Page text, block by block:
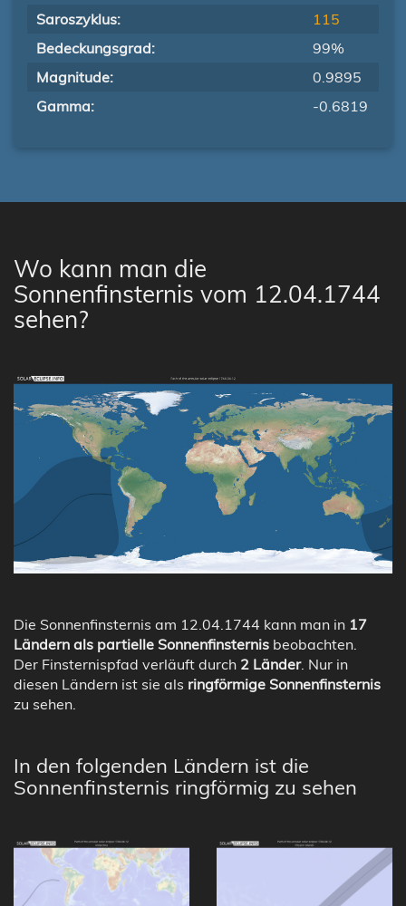
Saroszyklus:
115
Bedeckungsgrad:
99%
Magnitude:
0.9895
Gamma:
-0.6819
Wo kann man die
Sonnenfinsternis vom 12.04.1744
sehen?
Die Sonnenfinsternis am 12.04.1744 kann man in 17
Ländern als partielle Sonnenfinsternis beobachten.
Der Finsternispfad verläuft durch 2 Länder. Nur in
diesen Ländern ist sie als ringförmige Sonnenfinsternis
zu sehen.
In den folgenden Ländern ist die
Sonnenfinsternis ringförmig zu sehen